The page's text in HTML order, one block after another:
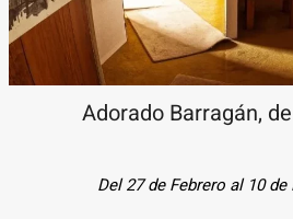
Adorado Barragán,
Del 27 de Febrero al 10